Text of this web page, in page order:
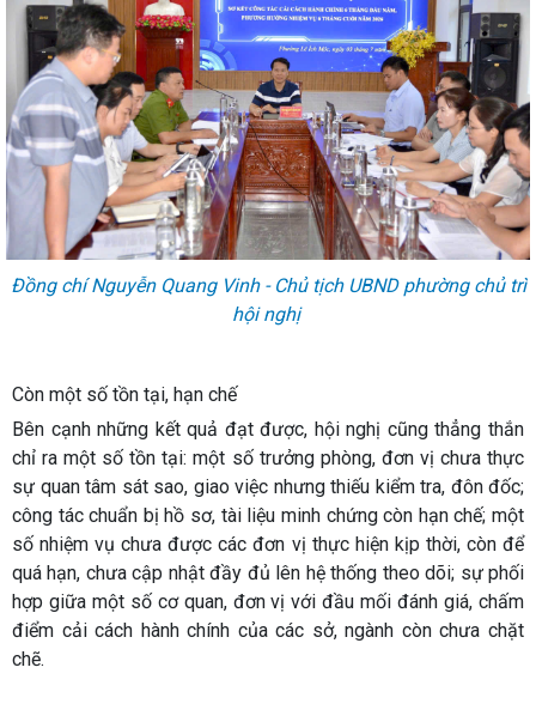
Đồng chí Nguyễn Quang Vinh - Chủ tịch UBND phường chủ trì
hội nghị
Còn một số tồn tại, hạn chế
Bên cạnh những kết quả đạt được, hội nghị cũng thẳng thắn
chỉ ra một số tồn tại: một số trưởng phòng, đơn vị chưa thực
sự quan tâm sát sao, giao việc nhưng thiếu kiểm tra, đôn đốc;
công tác chuẩn bị hồ sơ, tài liệu minh chứng còn hạn chế; một
số nhiệm vụ chưa được các đơn vị thực hiện kịp thời, còn để
quá hạn, chưa cập nhật đầy đủ lên hệ thống theo dõi; sự phối
hợp giữa một số cơ quan, đơn vị với đầu mối đánh giá, chấm
điểm cải cách hành chính của các sở, ngành còn chưa chặt
chẽ.